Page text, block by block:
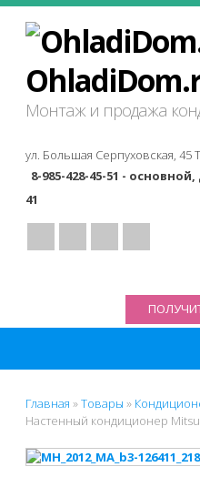
Монтаж и продажа
ул. Большая Серпуховская, 45
8-985-428-45-51 - основной,
41
Главная »Товары »
Настенный кондиционер